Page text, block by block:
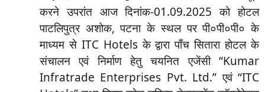
करने उपरांत आज दिनांक-01.09.2025 को होटल
पाटलिपुत्र अशोक, पटना के स्थल पर पी०पी०पी० के
माध्यम से ITC Hotels के द्वारा पाँच सितारा होटल के
संचालन एवं निर्माण हेतु चयनित एजेंसी “Kumar
Infratrade Enterprises Pvt. Ltd.” एवं “ITC